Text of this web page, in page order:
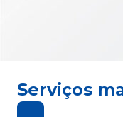
Serviços